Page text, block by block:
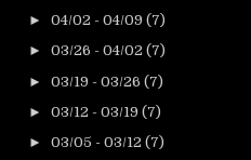
► 04/02 - 04/09 (7)
► 03/26 - 04/02 (7)
► 03/19 - 03/26 (7)
► 03/12 - 03/19 (7)
► 03/05 - 03/12 (7)